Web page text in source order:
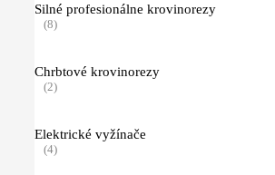
Silné profesionálne krovinorezy
(8)
Chrbtové krovinorezy
(2)
Elektrické vyžínače
(4)